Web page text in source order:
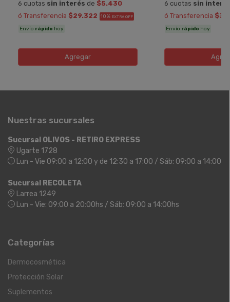
6 cuotas sin interés de $5.430
ó Transferencia $29.322 10% EXTRA OFF
Envío rápido hoy
Agregar
6 cuotas sin
ó Transferencia
Envío rápido hoy
Nuestras sucursales
Sucursal OLIVOS - RETIRO EXPRESS
Ugarte 1728
Lun - Vie 09:00 a 12:00 y de 12:30 a 17:00 / Sáb: 09:00 a 14:00
Sucursal RECOLETA
Larrea 1249
Lun - Vie: 09:00 a 20:00hs / Sáb: 09:00 a 14:00hs
Categorías
Dermocosmética
Protección Solar
Suplementos